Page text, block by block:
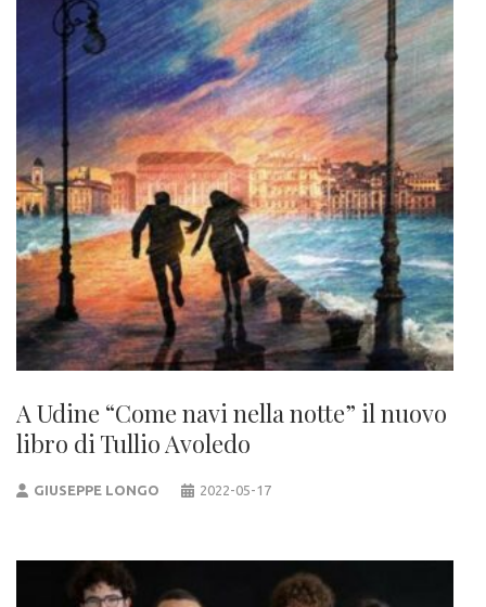
A Udine “Come navi nella notte” il nuovo
libro di Tullio Avoledo
GIUSEPPE LONGO 2022-05-17